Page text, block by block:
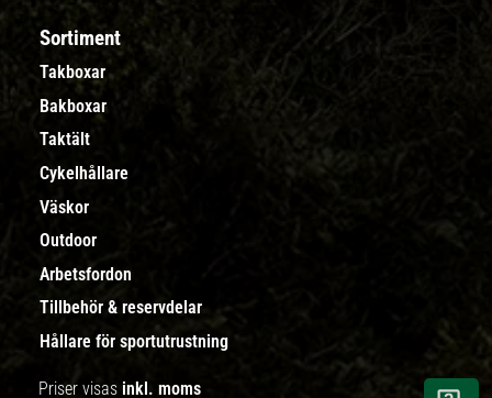
Sortiment
Takboxar
Bakboxar
Taktält
Cykelhållare
Väskor
Outdoor
Arbetsfordon
Tillbehör & reservdelar
Hållare för sportutrustning
Priser visas inkl. moms